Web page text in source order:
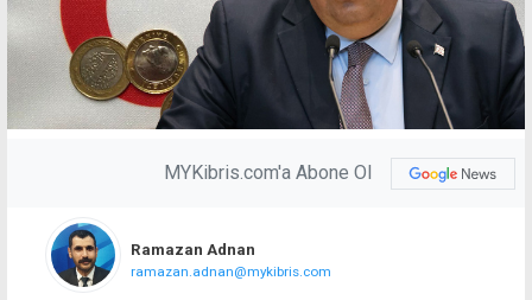
MYKibris.com'a Abone Ol
Ramazan Adnan
ramazan.adnan@mykibris.com